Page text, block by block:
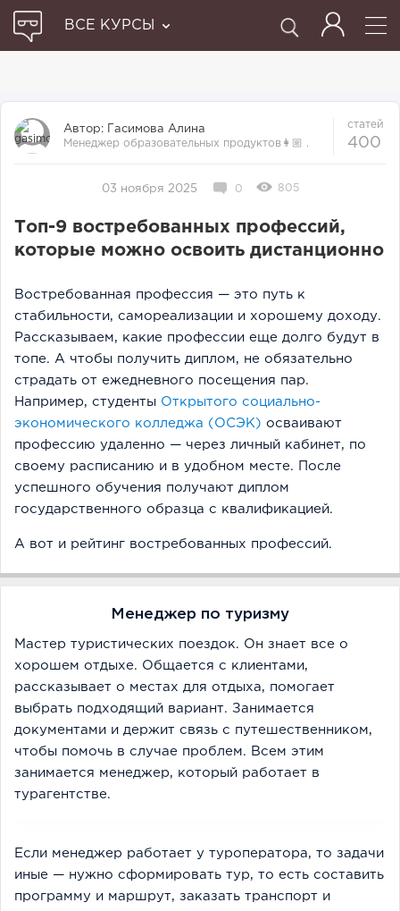
ВСЕ КУРСЫ
Автор: Гасимова Алина
Менеджер образовательных продуктов👩🏼‍ .
статей
400
03 ноября 2025 0 805
Топ-9 востребованных профессий,
которые можно освоить дистанционно
Востребованная профессия — это путь к
стабильности, самореализации и хорошему доходу.
Рассказываем, какие профессии еще долго будут в
топе. А чтобы получить диплом, не обязательно
страдать от ежедневного посещения пар.
Например, студенты Открытого социально-
экономического колледжа (ОСЭК) осваивают
профессию удаленно — через личный кабинет, по
своему расписанию и в удобном месте. После
успешного обучения получают диплом
государственного образца с квалификацией.
А вот и рейтинг востребованных профессий.
Менеджер по туризму
Мастер туристических поездок. Он знает все о
хорошем отдыхе. Общается с клиентами,
рассказывает о местах для отдыха, помогает
выбрать подходящий вариант. Занимается
документами и держит связь с путешественником,
чтобы помочь в случае проблем. Всем этим
занимается менеджер, который работает в
турагентстве.
Если менеджер работает у туроператора, то задачи
иные — нужно сформировать тур, то есть составить
программу и маршрут, заказать транспорт и